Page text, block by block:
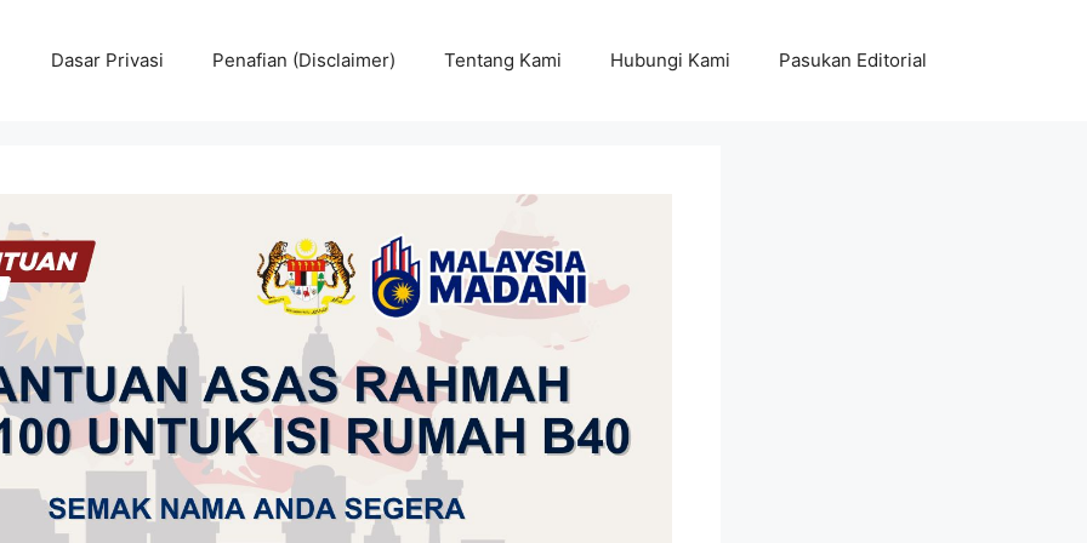
Dasar Privasi Penafian (Disclaimer) Tentang Kami Hubungi Kami Pasukan Editorial